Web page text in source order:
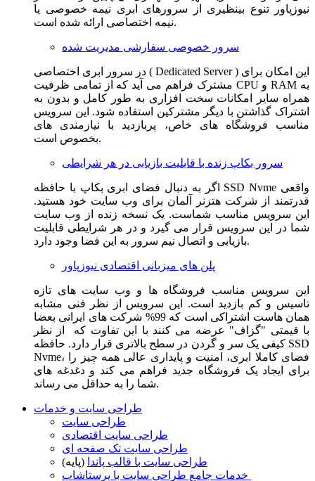
نیوزپاور تنوع بینظیری از سرورهای ابری نیمه خصوصی یا
نیمه اختصاصی ارائه شده است.
سرور خصوصی سفارشی مدیریت شده
در سرور ابری اختصاصی ( Dedicated Server ) این امکان برای
مشترک فراهم می آید که از تمامی ظرفیت CPU و RAM به
همراه سایر امکانات سخت افزاری به طور کامل و بدون به
اشتراک گذاشتن با دیگر مشترکین استفاده شود. این سرویس
مناسب فروشگاه های خاص، پربازدید با نیازمندی های
بخصوص است.
سرور بکاپ زنده با قابلیت بازیابی در هر شرایطی
اگر به دنبال فضای ابری بکاپ با حافظه SSD Nvme واقعی
قدرتمند از شرکت هتزنر آلمان برای وب سایت خود هستید.
این سرویس مناسب شماست. یک نسخه زنده از وب سایت
شما در این سرویس قرار می گیرد و در هر شرایطی قابلیت
بازیابی و اتصال نیم سرور به این فضا وجود دارد.
پلن های میزبانی اقتصادی نیوزپاور
این سرویس مناسب فروشگاه ها و وب سایت های تازه
تاسیس و کم بازدید است. این سرویس از نظر فنی مشابه
همان هاست اشتراکی است که 99% شرکت های ایرانی بعضا
با قیمتی "گزاف" عرضه می کنند با این تفاوت که از نظر
کیفی یک سر و گردن در سطح بالاتری قرار دارد. حافظه SSD
Nvme، فضای کاملا ابری، امنیت و پایداری عالی همه چیز را
برای ایجاد یک فروشگاه جدید فراهم می کند و دغدغه های
شما را به حداقل می رساند.
طراحی سایت و خدمات
طراحی سایت
طراحی سایت اقتصادی
طراحی سایت تک صفحه ای
طراحی سایت با قالب پاندا (پایه)